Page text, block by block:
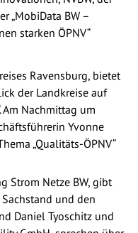
„MobiData BW –
starken ÖPNV“
Ravensburg, bietet
der Landkreise auf
Am Nachmittag um
Yvonne
„Qualitäts-ÖPNV“
Strom Netze BW, gibt
und den
Daniel Tyoschitz und